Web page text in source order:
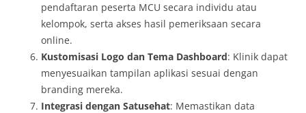
pendaftaran peserta MCU secara individu atau
kelompok, serta akses hasil pemeriksaan secara
online.
Kustomisasi Logo dan Tema Dashboard: Klinik dapat
menyesuaikan tampilan aplikasi sesuai dengan
branding mereka.
Integrasi dengan Satusehat: Memastikan data